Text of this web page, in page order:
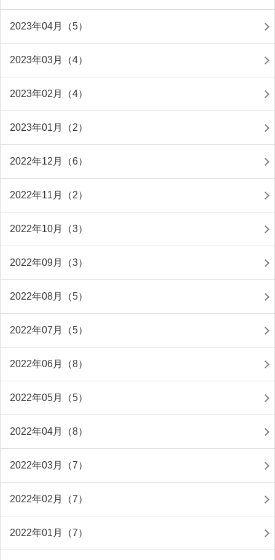
2023年04月（5）
2023年03月（4）
2023年02月（4）
2023年01月（2）
2022年12月（6）
2022年11月（2）
2022年10月（3）
2022年09月（3）
2022年08月（5）
2022年07月（5）
2022年06月（8）
2022年05月（5）
2022年04月（8）
2022年03月（7）
2022年02月（7）
2022年01月（7）